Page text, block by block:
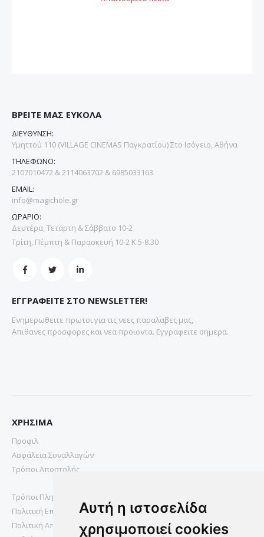
Αυτή η ιστοσελίδα
χρησιμοποιεί cookies
ΒΡΕΙΤΕ ΜΑΣ ΕΥΚΟΛΑ
ΔΙΕΥΘΥΝΣΗ:
Υμηττού 110 (VILLAGE CINEMAS Παγκρατίου) Στο Ισόγειο, Αθήνα
ΤΗΛΕΦΩΝΟ:
2107010472 & 2114063702 & 6985033163
EMAIL:
info@magichole.gr
ΩΡΑΡΙΟ:
Δευτέρα, Τετάρτη & Σάββατο 10-2
Τρίτη, Πέμπτη & Παρασκευή 10-2 Κ 5-8.30
ΕΓΓΡΑΦΕΙΤΕ ΣΤΟ NEWSLETTER!
Ενημερωθειτε πρωτοι για τις νεες παραλαβες μας,
Απιθανες προσφορες και νεα προιοντα. Εγγραφειτε σημερα.
ΧΡΗΣΙΜΑ
Προφιλ
Ασφάλεια Συναλλαγών
Τρόποι Αποστολής
Τρόποι Πληρωμής
Πολιτική Επιστροφών
Πολιτική Απορρήτου